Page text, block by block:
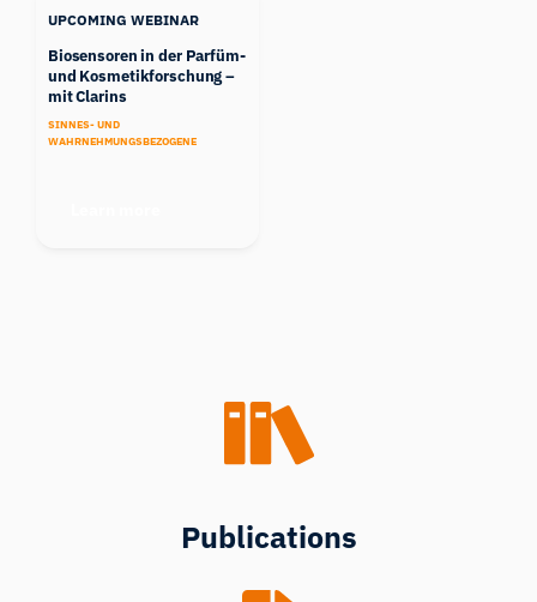
UPCOMING WEBINAR
Biosensoren in der Parfüm-
und Kosmetikforschung –
mit Clarins
SINNES- UND
WAHRNEHMUNGSBEZOGENE
Publications